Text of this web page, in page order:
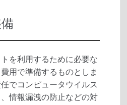
を利用するために必要な
用で準備するものとしま
でコンピュータウイルス
情報漏洩の防止などの対